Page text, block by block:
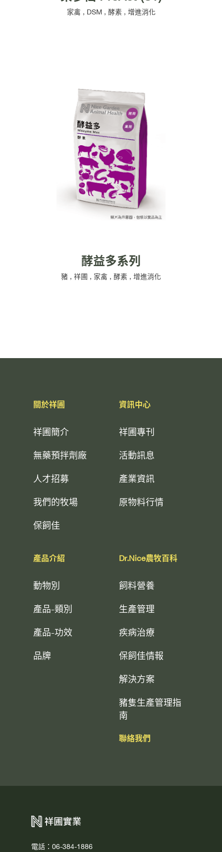
家禽 , DSM , 酵素, 增進消化
酵益多系列
豬 , 祥圃 , 家禽 , 酵素 , 增進消化
關於祥圃
祥圃簡介
無藥預拌劑廠
人才招募
我們的牧場
保飼佳
資訊中心
祥圃專刊
活動訊息
產業資訊
原物料行情
產品介紹
動物別
產品-類別
產品-功效
品牌
Dr.Nice農牧百科
飼料營養
生產管理
疾病治療
保飼佳情報
解決方案
豬隻生產管理指
南
聯絡我們
電話：06-384-1886